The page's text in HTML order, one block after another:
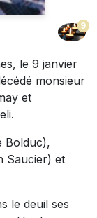
9
le 9 janvier
monsieur
et
Bolduc),
Saucier) et
le deuil ses